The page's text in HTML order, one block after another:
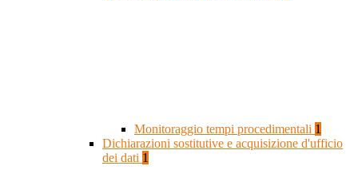
Monitoraggio tempi procedimentali 1
Dichiarazioni sostitutive e acquisizione d'ufficio
dei dati 1